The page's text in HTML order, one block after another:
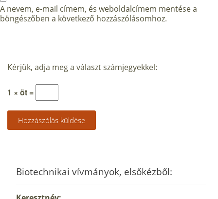
A nevem, e-mail címem, és weboldalcímem mentése a
böngészőben a következő hozzászólásomhoz.
Kérjük, adja meg a választ számjegyekkel:
1 × öt =
Biotechnikai vívmányok, elsőkézből: